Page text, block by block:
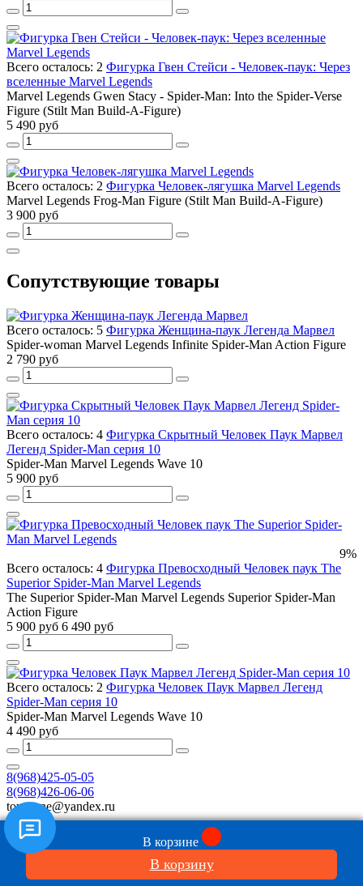
Всего осталось: 2 Фигурка Гвен Стейси - Человек-паук: Через
вселенные Marvel Legends
Marvel Legends Gwen Stacy - Spider-Man: Into the Spider-Verse
Figure (Stilt Man Build-A-Figure)
5 490 руб
Всего осталось: 2 Фигурка Человек-лягушка Marvel Legends
Marvel Legends Frog-Man Figure (Stilt Man Build-A-Figure)
3 900 руб
Сопутствующие товары
Всего осталось: 5 Фигурка Женщина-паук Легенда Марвел
Spider-woman Marvel Legends Infinite Spider-Man Action Figure
2 790 руб
Всего осталось: 4 Фигурка Скрытный Человек Паук Марвел
Легенд Spider-Man серия 10
Spider-Man Marvel Legends Wave 10
5 900 руб
9%
Всего осталось: 4 Фигурка Превосходный Человек паук The
Superior Spider-Man Marvel Legends
The Superior Spider-Man Marvel Legends Superior Spider-Man
Action Figure
5 900 руб 6 490 руб
Всего осталось: 2 Фигурка Человек Паук Марвел Легенд
Spider-Man серия 10
Spider-Man Marvel Legends Wave 10
4 490 руб
8(968)425-05-05
8(968)426-06-06
toyszone@yandex.ru
Новости
Обратная связь
В корзине
В корзину